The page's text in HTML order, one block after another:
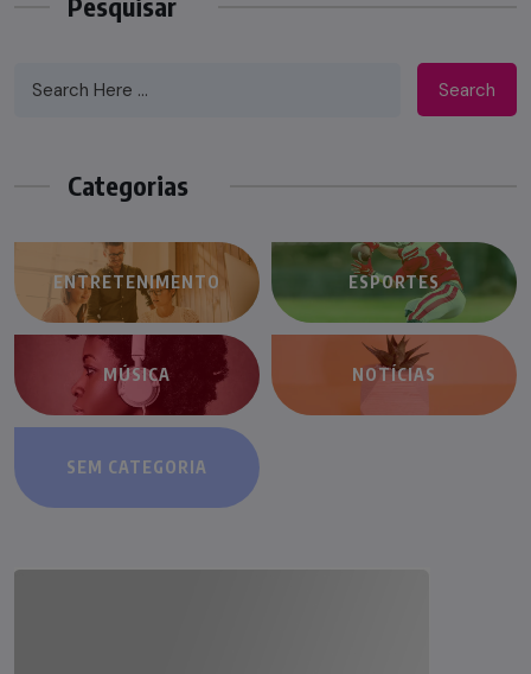
Search
Categorias
ENTRETENIMENTO ESPORTES
MÚSICA NOTÍCIAS
SEM CATEGORIA